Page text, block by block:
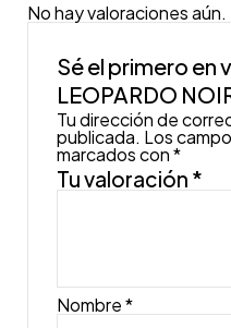
No hay valoraciones aún.
Sé el primero en
LEOPARDO
Tu dirección de
publicada. Los
marcados con*
Tu valoración *
Nombre*